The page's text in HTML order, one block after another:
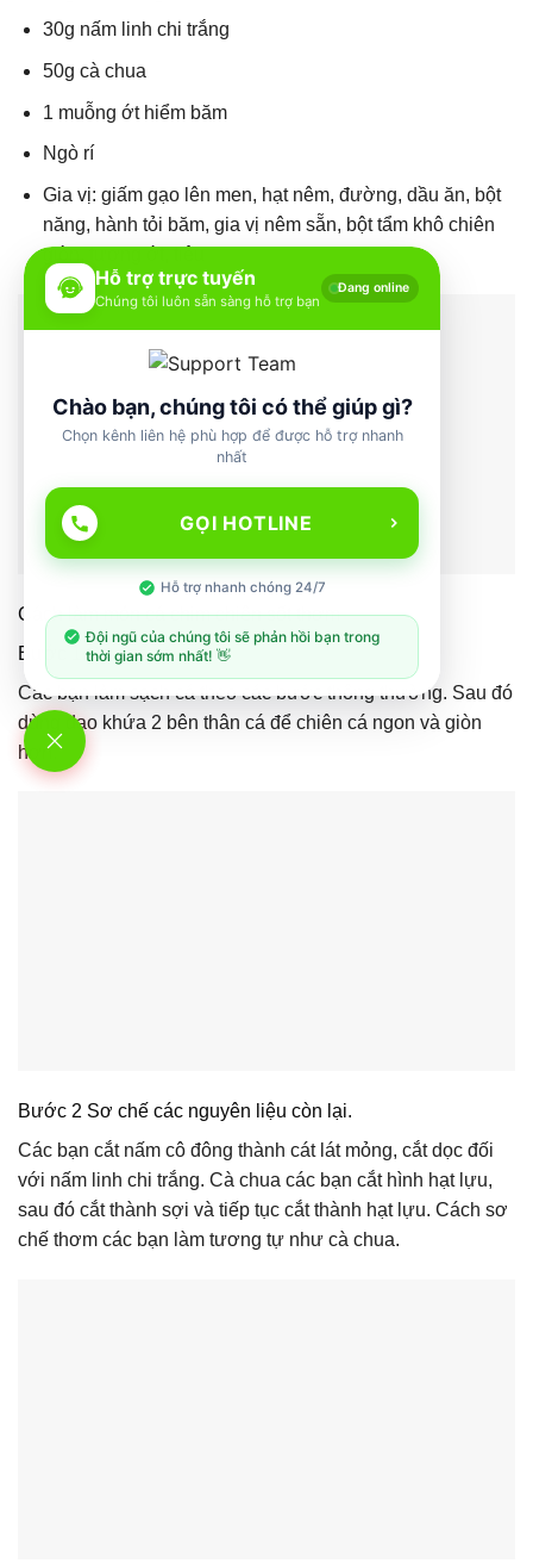
30g nấm linh chi trắng
50g cà chua
1 muỗng ớt hiểm băm
Ngò rí
Gia vị: giấm gạo lên men, hạt nêm, đường, dầu ăn, bột
năng, hành tỏi băm, gia vị nêm sẵn, bột tẩm khô chiên
giòn, tương ớt, tiêu
Cách làm món cá chim chiên sốt thơm
Bước 1 Sơ chế cá.
Các bạn làm sạch cá theo các bước thông thường. Sau đó
dùng dao khứa 2 bên thân cá để chiên cá ngon và giòn
hơn.
Bước 2 Sơ chế các nguyên liệu còn lại.
Các bạn cắt nấm cô đông thành cát lát mỏng, cắt dọc đối
với nấm linh chi trắng. Cà chua các bạn cắt hình hạt lựu,
sau đó cắt thành sợi và tiếp tục cắt thành hạt lựu. Cách sơ
chế thơm các bạn làm tương tự như cà chua.
Hỗ trợ trực tuyến
Chúng tôi luôn sẵn sàng hỗ trợ bạn
Đang online
Chào bạn, chúng tôi có thể giúp gì?
Chọn kênh liên hệ phù hợp để được hỗ trợ nhanh
nhất
GỌI HOTLINE
Hỗ trợ nhanh chóng 24/7
Đội ngũ của chúng tôi sẽ phản hồi bạn trong
thời gian sớm nhất! 👋